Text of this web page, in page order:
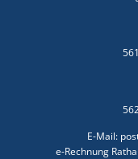
E-Mail:
e-Rechnung